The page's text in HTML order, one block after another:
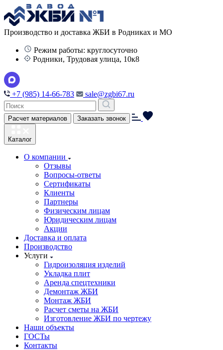
Производство и доставка ЖБИ в Родниках и МО
Режим работы: круглосуточно
Родники, Трудовая улица, 10к8
+7 (985) 14-66-783 sale@zgbi67.ru
Расчет материалов Заказать звонок
Каталог
О компании
Отзывы
Вопросы-ответы
Сертификаты
Клиенты
Партнеры
Физическим лицам
Юридическим лицам
Акции
Доставка и оплата
Производство
Услуги
Гидроизоляция изделий
Укладка плит
Аренда спецтехники
Демонтаж ЖБИ
Монтаж ЖБИ
Расчет сметы на ЖБИ
Изготовление ЖБИ по чертежу
Наши объекты
ГОСТы
Контакты